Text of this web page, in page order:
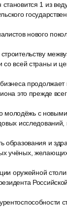
1 из
нового
со всей страны и
это прежде
молодёжь с
и
учёных,
оружейной